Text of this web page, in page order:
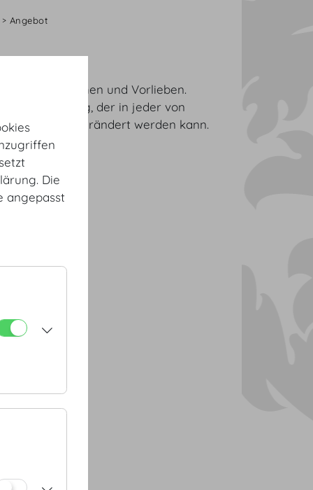
Angebot
Ihren Wünschen und Vorlieben.
Vorschlag, der in jeder von
verändert werden kann.
Die
angepasst